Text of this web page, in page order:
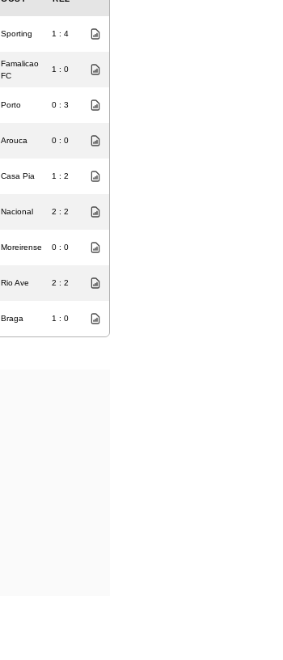
Sporting 1 : 4
Famalicao
FC
1 : 0
Porto 0 : 3
Arouca 0 : 0
Casa Pia 1 : 2
Nacional 2 : 2
Moreirense 0 : 0
Rio Ave 2 : 2
Braga 1 : 0